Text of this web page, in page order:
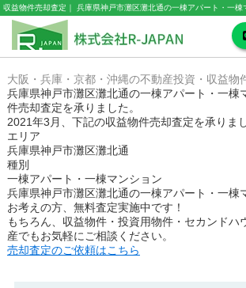
大阪・兵庫・京都・沖縄の不動産投資・収益物
兵庫県神戸市灘区灘北通の一棟アパート・一棟
件売却査定を承りました。
2021年3月、下記の収益物件売却査定を承りまし
エリア
兵庫県神戸市灘区灘北通
種別
一棟アパート・一棟マンション
兵庫県神戸市灘区灘北通の一棟アパート・一棟
お考えの方、無料査定実施中です！
もちろん、収益物件・投資用物件・セカンドハ
産でもお気軽にご相談ください。
売却査定のご依頼はこちら